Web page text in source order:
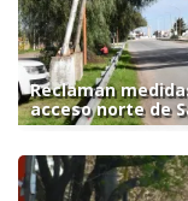
Reclaman
acceso norte de